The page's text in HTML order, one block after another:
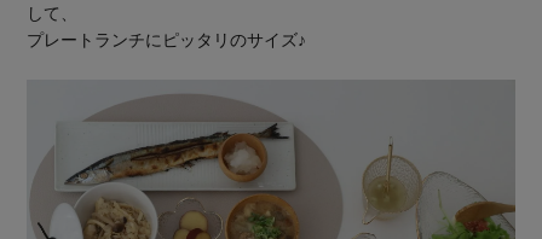
して、
プレートランチにピッタリのサイズ♪